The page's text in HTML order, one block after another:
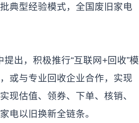
典型经验模式，全国废旧家电
出，积极推行“互联网+回收”模
或与专业回收企业合作，实现
现估值、领券、下单、核销、
电以旧换新全链条。